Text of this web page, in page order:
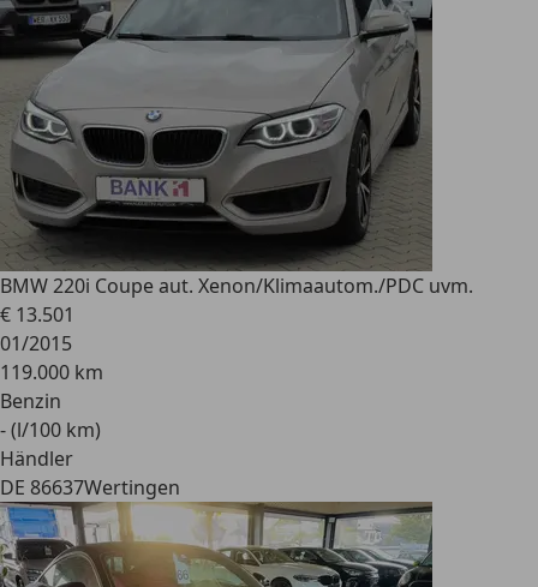
BMW 220i Coupe aut. Xenon/Klimaautom./PDC uvm.
€ 13.501
01/2015
119.000 km
Benzin
- (l/100 km)
Händler
DE 86637Wertingen